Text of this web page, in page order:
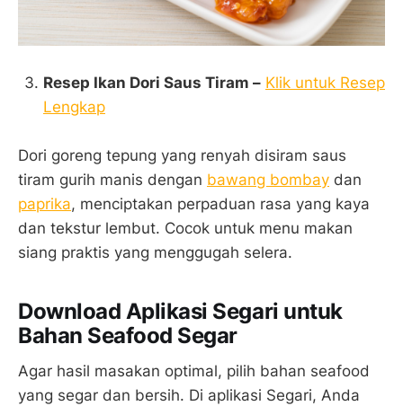
Resep Ikan Dori Saus Tiram – Klik untuk Resep
Lengkap
Dori goreng tepung yang renyah disiram saus
tiram gurih manis dengan bawang bombay dan
paprika, menciptakan perpaduan rasa yang kaya
dan tekstur lembut. Cocok untuk menu makan
siang praktis yang menggugah selera.
Download Aplikasi Segari untuk
Bahan Seafood Segar
Agar hasil masakan optimal, pilih bahan seafood
yang segar dan bersih. Di aplikasi Segari, Anda